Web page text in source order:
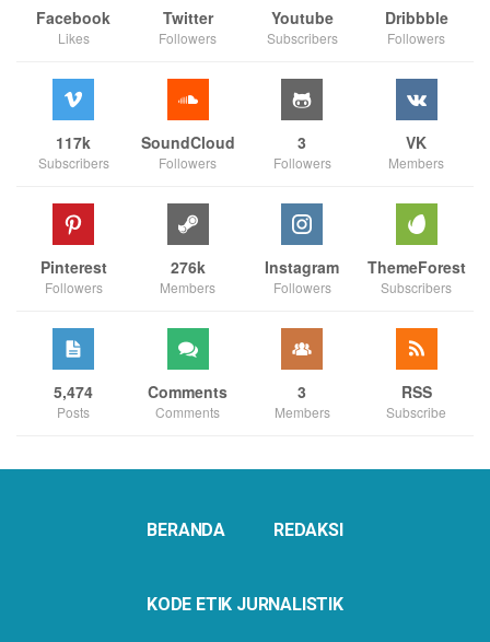
Facebook
Likes
Twitter
Followers
Youtube
Subscribers
Dribbble
Followers
117k
Subscribers
SoundCloud
Followers
3
Followers
VK
Members
Pinterest
Followers
276k
Members
Instagram
Followers
ThemeForest
Subscribers
5,474
Posts
Comments
Comments
3
Members
RSS
Subscribe
BERANDA REDAKSI
KODE ETIK JURNALISTIK